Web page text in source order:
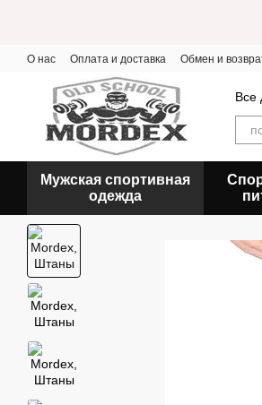
О нас Оплата и доставка Обмен и
Все
Мужская спортивная
одежда